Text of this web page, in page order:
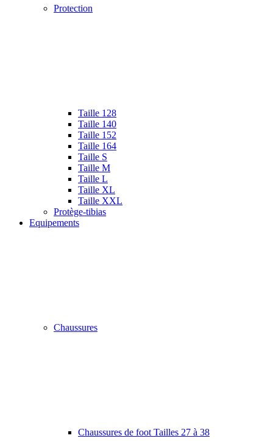
Protection
Taille 128
Taille 140
Taille 152
Taille 164
Taille S
Taille M
Taille L
Taille XL
Taille XXL
Protège-tibias
Equipements
Chaussures
Chaussures de foot Tailles 27 à 38